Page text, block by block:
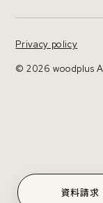
Privacy policy
© 2026 woodplus
資料請求